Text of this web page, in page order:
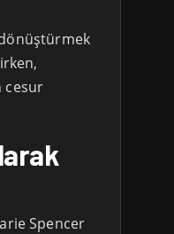
dönüştürmek
cesur
Spencer